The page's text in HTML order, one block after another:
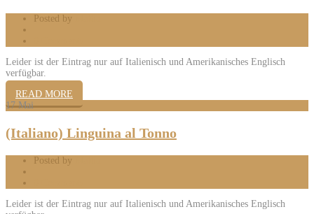
Posted by
Leider ist der Eintrag nur auf Italienisch und Amerikanisches Englisch
verfügbar.
READ MORE
17 Mai
(Italiano) Linguina al Tonno
Posted by
Leider ist der Eintrag nur auf Italienisch und Amerikanisches Englisch